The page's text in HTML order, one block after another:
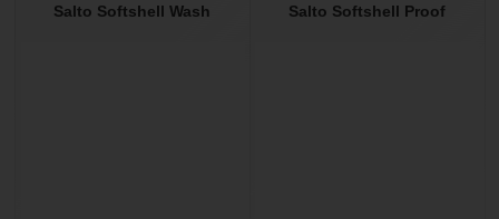
Salto Softshell Wash Salto Softshell Proof